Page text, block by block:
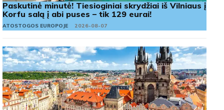
Paskutinė minutė! Tiesioginiai skrydžiai iš Vilniaus į
Korfu salą į abi puses – tik 129 eurai!
ATOSTOGOS EUROPOJE 2026-08-07